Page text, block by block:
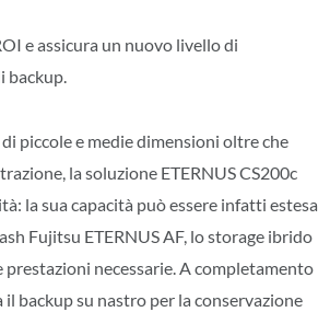
e assicura un nuovo livello di
backup.
piccole e medie dimensioni oltre che
la soluzione ETERNUS CS200c
la sua capacità può essere infatti estesa
Fujitsu ETERNUS AF, lo storage ibrido
prestazioni necessarie. A completamento
backup su nastro per la conservazione